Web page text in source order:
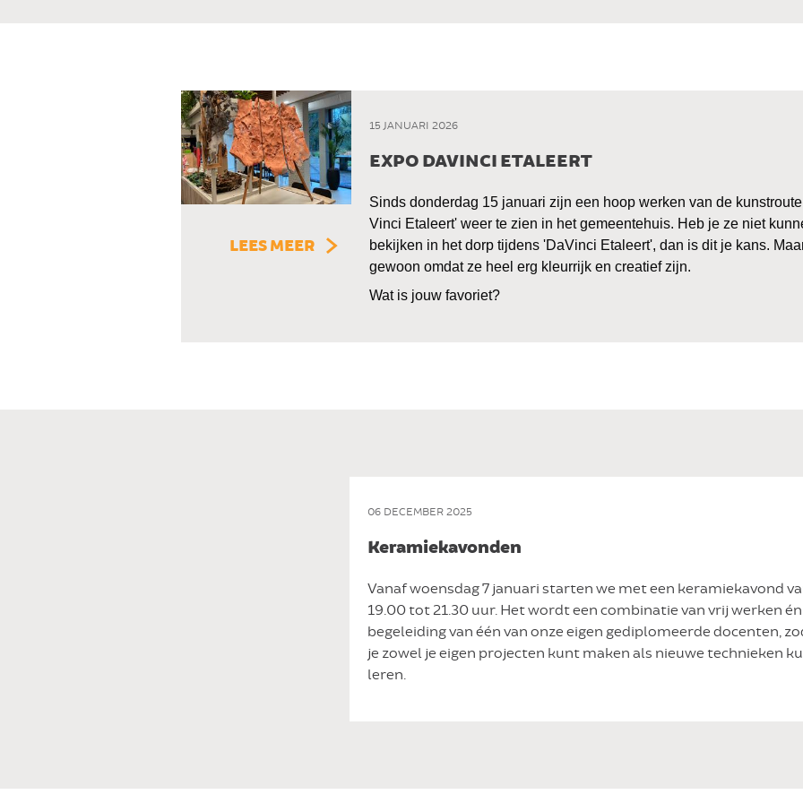
15 JANUARI 2026
EXPO DAVINCI ETALEERT
Sinds donderdag 15 januari zijn een hoop werken van de
Vinci Etaleert' weer te zien in het gemeentehuis. Heb je ze niet
bekijken in het dorp tijdens 'DaVinci Etaleert', dan is dit je kans.
gewoon omdat ze heel erg kleurrijk en creatief zijn.
Wat is jouw favoriet?
LEES MEER
06 DECEMBER 2025
Keramiekavonden
Vanaf woensdag 7 januari starten we met een keramiekavond
19.00 tot 21.30 uur. Het wordt een combinatie van vrij werken én
begeleiding van één van onze eigen gediplomeerde docenten,
je zowel je eigen projecten kunt maken als nieuwe technieken
leren.